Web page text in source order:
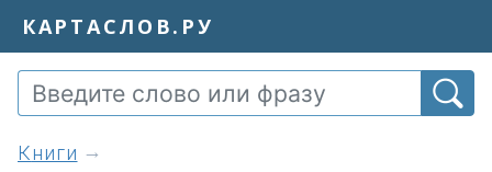
КАРТАСЛОВ.РУ
книги